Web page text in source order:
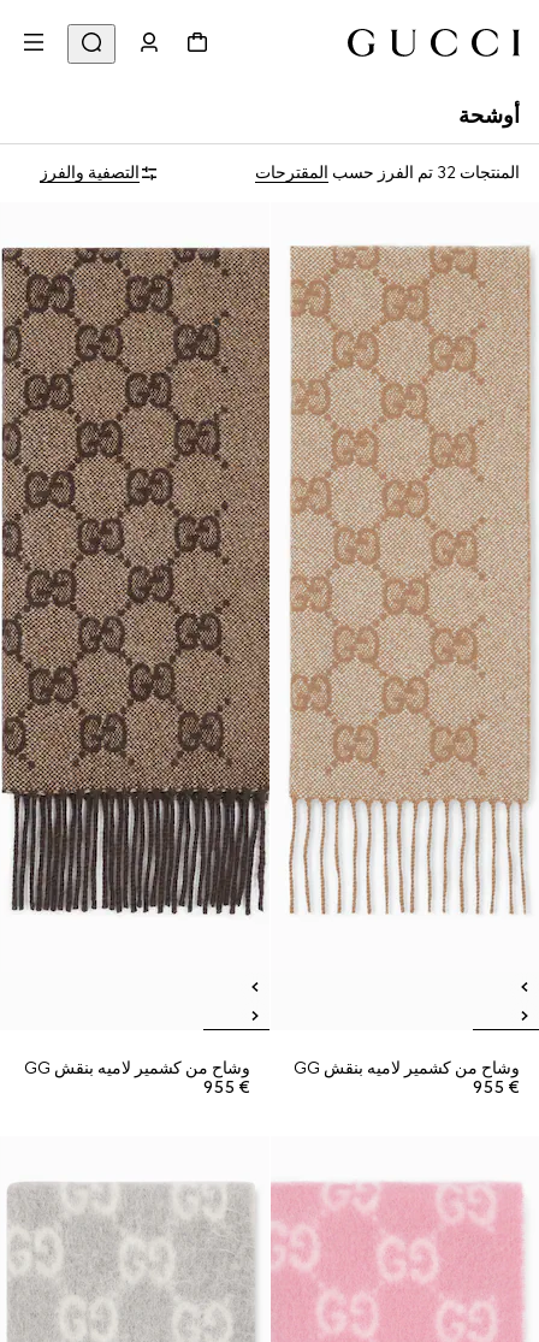
أوشحة
المنتجات 32 تم الفرز حسب المقترحات التصفية والفرز
وشاح من كشمير لاميه بنقش GG
€ 955
وشاح من كشمير لاميه بنقش GG
€ 955